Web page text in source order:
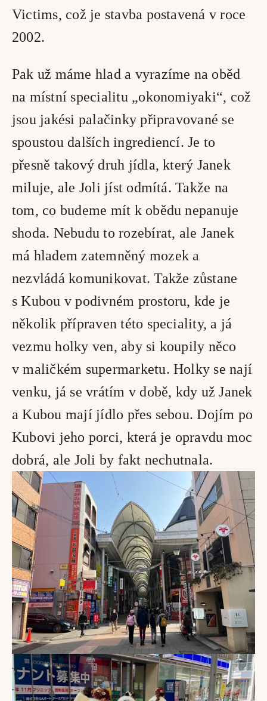
Victims, což je stavba postavená v roce
2002.
Pak už máme hlad a vyrazíme na oběd
na místní specialitu „okonomiyaki“, což
jsou jakési palačinky připravované se
spoustou dalších ingrediencí. Je to
přesně takový druh jídla, který Janek
miluje, ale Joli jíst odmítá. Takže na
tom, co budeme mít k obědu nepanuje
shoda. Nebudu to rozebírat, ale Janek
má hladem zatemněný mozek a
nezvládá komunikovat. Takže zůstane
s Kubou v podivném prostoru, kde je
několik přípraven této speciality, a já
vezmu holky ven, aby si koupily něco
v maličkém supermarketu. Holky se nají
venku, já se vrátím v době, kdy už Janek
a Kubou mají jídlo přes sebou. Dojím po
Kubovi jeho porci, která je opravdu moc
dobrá, ale Joli by fakt nechutnala.